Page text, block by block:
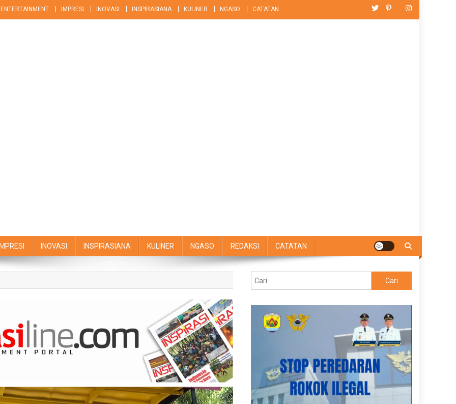
ENTERTAINMENT IMPRESI INOVASI INSPIRASIANA KULINER NGASO CATATAN
IMPRESI INOVASI INSPIRASIANA KULINER NGASO REDAKSI CATATAN
untuk: